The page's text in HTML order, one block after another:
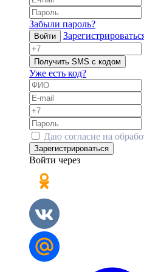
Забыли пароль?
Войти
Получить SMS с кодом
Уже есть код?
Даю согласие на
Зарегистрироваться
Войти через